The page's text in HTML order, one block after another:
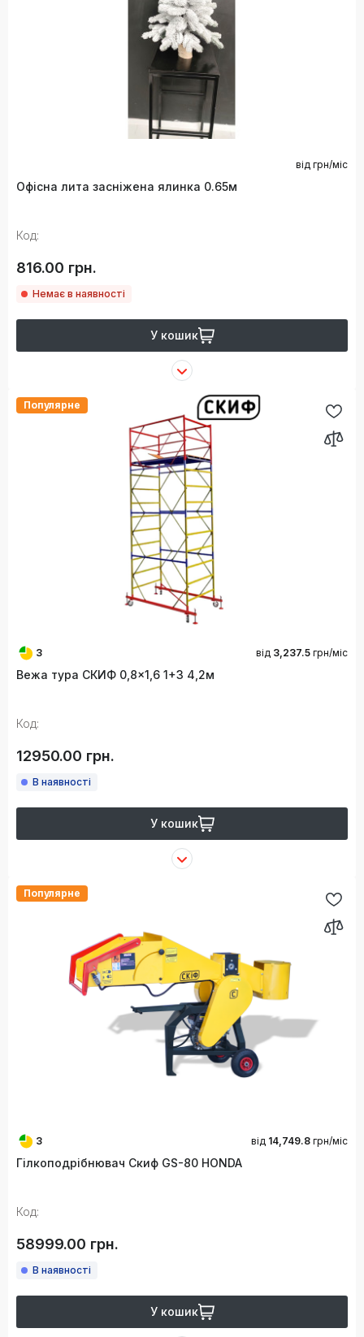
від грн/міс
Офісна лита засніжена ялинка 0.65м
Код:
816.00 грн.
Немає в наявності
У кошик
Популярне
3 від 3,237.5 грн/міс
Вежа тура СКИФ 0,8×1,6 1+3 4,2м
Код:
12950.00 грн.
В наявності
У кошик
Популярне
3 від 14,749.8 грн/міс
Гілкоподрібнювач Скиф GS-80 HONDA
Код:
58999.00 грн.
В наявності
У кошик